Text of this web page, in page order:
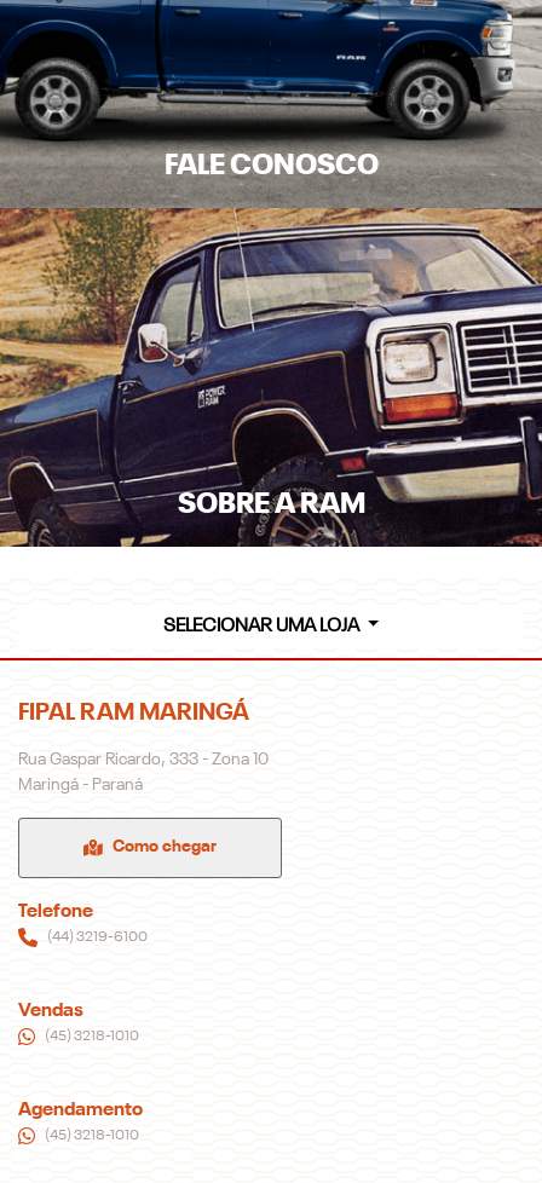
FALE CONOSCO
SOBRE A RAM
SELECIONAR UMA LOJA
FIPAL RAM MARINGÁ
Rua Gaspar Ricardo, 333 - Zona 10
Maringá - Paraná
Como chegar
Telefone
(44) 3219-6100
Vendas
(45) 3218-1010
Agendamento
(45) 3218-1010